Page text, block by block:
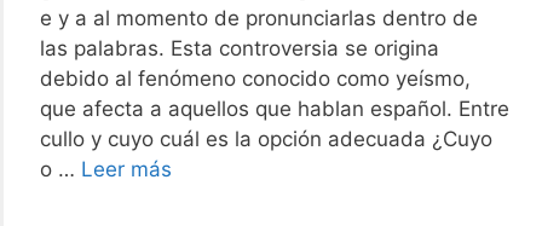
e y a al momento de pronunciarlas dentro de
las palabras. Esta controversia se origina
debido al fenómeno conocido como yeísmo,
que afecta a aquellos que hablan español. Entre
cullo y cuyo cuál es la opción adecuada ¿Cuyo
o … Leer más